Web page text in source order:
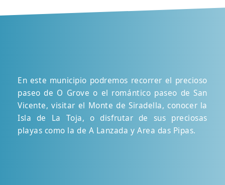
En este municipio podremos recorrer el precioso
paseo de O Grove o el romántico paseo de San
Vicente, visitar el Monte de Siradella, conocer la
Isla de La Toja, o disfrutar de sus preciosas
playas como la de A Lanzada y Area das Pipas.